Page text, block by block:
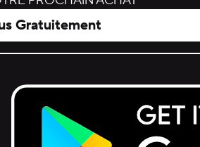
Gratuitement